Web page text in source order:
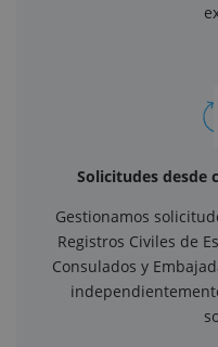
Solicitudes desde
Gestionamos
Registros Civiles de
Consulados y